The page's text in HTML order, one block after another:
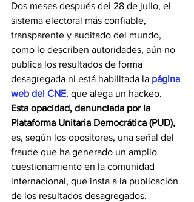
Dos meses después del 28 de julio, el
sistema electoral más confiable,
transparente y auditado del mundo,
como lo describen autoridades, aún no
publica los resultados de forma
desagregada ni está habilitada la página
web del CNE, que alega un hackeo.
Esta opacidad, denunciada por la
Plataforma Unitaria Democrática (PUD),
es, según los opositores, una señal del
fraude que ha generado un amplio
cuestionamiento en la comunidad
internacional, que insta a la publicación
de los resultados desagregados.